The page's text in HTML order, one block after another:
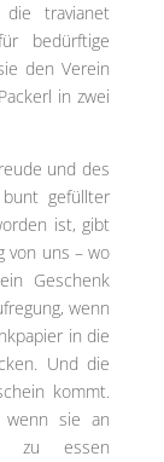
die travianet
bedürftige
den Verein
in zwei
und des
gefüllter
ist, gibt
von uns – wo
Geschenk
wenn
in die
Und die
kommt.
wenn sie an
zu essen